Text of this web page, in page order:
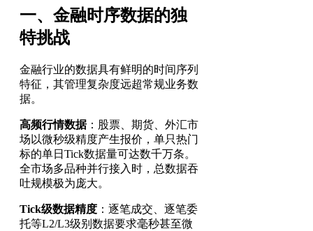
一、金融时序数据的独
特挑战
金融行业的数据具有鲜明的时间序列
特征，其管理复杂度远超常规业务数
据。
高频行情数据：股票、期货、外汇市
场以微秒级精度产生报价，单只热门
标的单日Tick数据量可达数千万条。
全市场多品种并行接入时，总数据吞
吐规模极为庞大。
Tick级数据精度 ：逐笔成交、逐笔委
托等L2/L3级别数据要求毫秒甚至微